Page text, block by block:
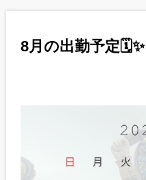
8月の出勤予定🗓✨️